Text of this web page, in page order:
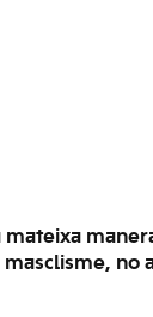
mateixa
masclisme, no